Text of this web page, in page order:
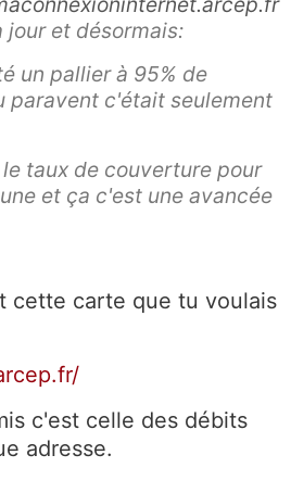
et désormais:
un pallier à 95% de
paravent c'était seulement
taux de couverture pour
et ça c'est une avancée
cette carte que tu voulais
c'est celle des débits
adresse.